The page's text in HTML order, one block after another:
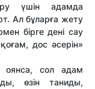
үшін адамда
Ал бұларға жету
бірге дені сау
дос әсерін»
оянса, сол адам
өзін таниды,